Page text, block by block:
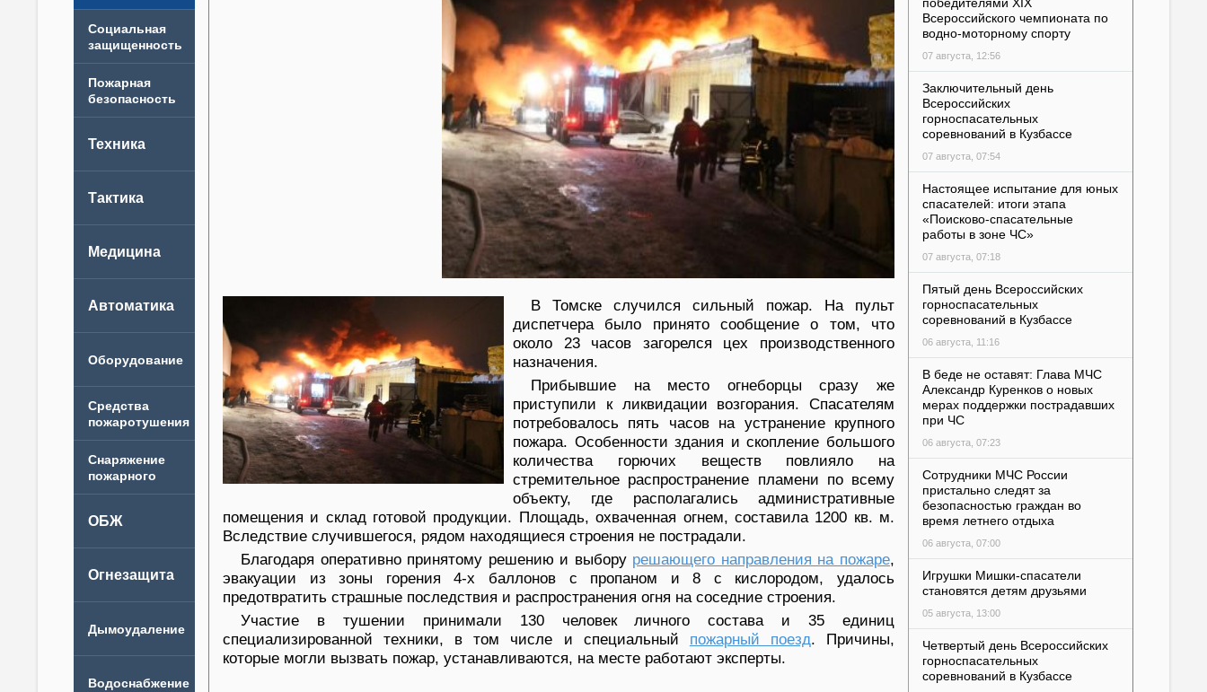
В Томске случился сильный пожар. На пульт
диспетчера было принято сообщение о том, что
около 23 часов загорелся цех производственного
назначения.
Прибывшие на место огнеборцы сразу же
приступили к ликвидации возгорания. Спасателям
потребовалось пять часов на устранение крупного
пожара. Особенности здания и скопление большого
количества горючих веществ повлияло на
стремительное распространение пламени по всему
объекту, где располагались административные
помещения и склад готовой продукции. Площадь, охваченная огнем, составила 1200 кв. м.
Вследствие случившегося, рядом находящиеся строения не пострадали.
Благодаря оперативно принятому решению и выбору решающего направления на пожаре,
эвакуации из зоны горения 4-х баллонов с пропаном и 8 с кислородом, удалось
предотвратить страшные последствия и распространения огня на соседние строения.
Участие в тушении принимали 130 человек личного состава и 35 единиц
специализированной техники, в том числе и специальный пожарный поезд. Причины,
которые могли вызвать пожар, устанавливаются, на месте работают эксперты.
Всероссийского чемпионата по
водно-моторному спорту
07 августа, 12:56
Заключительный день
Всероссийских
горноспасательных
соревнований в Кузбассе
07 августа, 07:54
Настоящее испытание для юных
спасателей: итоги этапа
«Поисково-спасательные
работы в зоне ЧС»
07 августа, 07:18
Пятый день Всероссийских
горноспасательных
соревнований в Кузбассе
06 августа, 11:16
В беде не оставят: Глава МЧС
Александр Куренков о новых
мерах поддержки пострадавших
при ЧС
06 августа, 07:23
Сотрудники МЧС России
пристально следят за
безопасностью граждан во
время летнего отдыха
06 августа, 07:00
Игрушки Мишки-спасатели
становятся детям друзьями
05 августа, 13:00
Четвертый день Всероссийских
горноспасательных
соревнований в Кузбассе